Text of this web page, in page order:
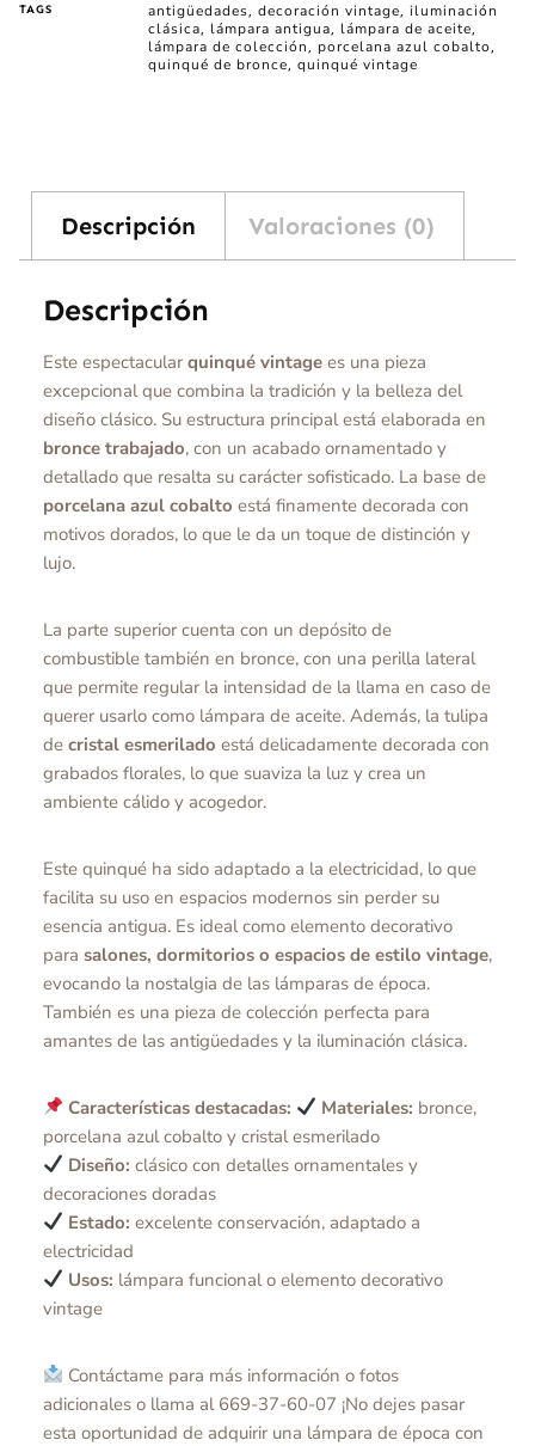
TAGS antigüedades, decoración vintage, iluminación
clásica, lámpara antigua, lámpara de aceite,
lámpara de colección , porcelana azul cobalto ,
quinqué de bronce, quinqué vintage
Descripción Valoraciones (0)
Descripción
Este espectacular quinqué vintage es una pieza
excepcional que combina la tradición y la belleza del
diseño clásico. Su estructura principal está elaborada en
bronce trabajado, con un acabado ornamentado y
detallado que resalta su carácter sofisticado. La base de
porcelana azul cobalto está finamente decorada con
motivos dorados, lo que le da un toque de distinción y
lujo.
La parte superior cuenta con un depósito de
combustible también en bronce, con una perilla lateral
que permite regular la intensidad de la llama en caso de
querer usarlo como lámpara de aceite. Además, la tulipa
de cristal esmerilado está delicadamente decorada con
grabados florales, lo que suaviza la luz y crea un
ambiente cálido y acogedor.
Este quinqué ha sido adaptado a la electricidad, lo que
facilita su uso en espacios modernos sin perder su
esencia antigua. Es ideal como elemento decorativo
para salones, dormitorios o espacios de estilo vintage,
evocando la nostalgia de las lámparas de época.
También es una pieza de colección perfecta para
amantes de las antigüedades y la iluminación clásica.
Características destacadas: Materiales: bronce,
porcelana azul cobalto y cristal esmerilado
Diseño: clásico con detalles ornamentales y
decoraciones doradas
Estado: excelente conservación, adaptado a
electricidad
Usos: lámpara funcional o elemento decorativo
vintage
Contáctame para más información o fotos
adicionales o llama al 669-37-60-07 ¡No dejes pasar
esta oportunidad de adquirir una lámpara de época con